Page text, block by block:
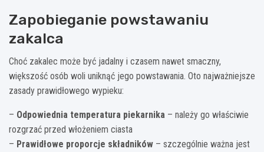
Zapobieganie powstawaniu
zakalca
Choć zakalec może być jadalny i czasem nawet smaczny,
większość osób woli uniknąć jego powstawania. Oto najważniejsze
zasady prawidłowego wypieku:
– Odpowiednia temperatura piekarnika – należy go właściwie
rozgrzać przed włożeniem ciasta
– Prawidłowe proporcje składników – szczególnie ważna jest